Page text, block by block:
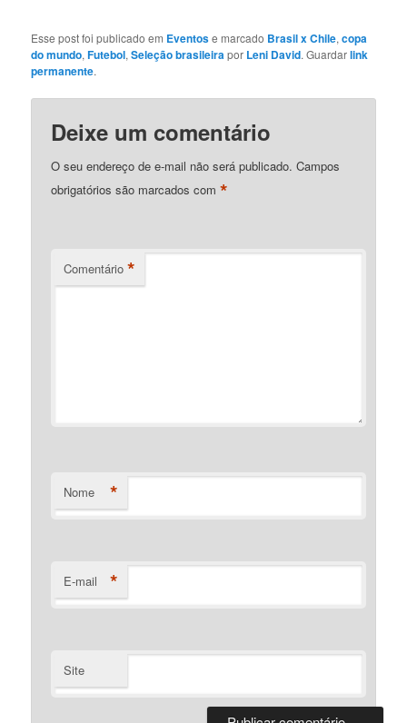
Esse post foi publicado em Eventose marcado Brasil x Chile,copa
do mundo,Futebol,Seleção brasileirapor Leni David. Guardarlink
permanente.
Deixe um comentário
O seu endereço de e-mail não será publicado. Campos
obrigatórios são marcados com*
Comentário *
Nome *
E-mail *
Site